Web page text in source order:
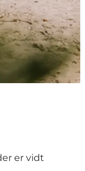
er vidt